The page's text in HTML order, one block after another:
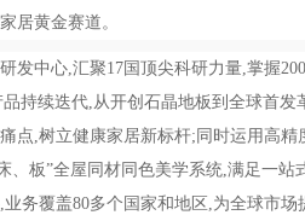
居黄金赛道。
发中心,汇聚17国顶尖科研力量,掌握
持续迭代,从开创石晶地板到全球首发
点,树立健康家居新标杆;同时运用高精
、板”全屋同材同色美学系统,满足一站
务覆盖80多个国家和地区,为全球市